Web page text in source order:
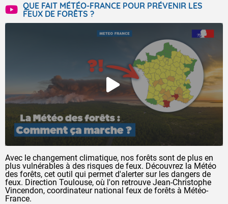
QUE FAIT MÉTÉO-FRANCE POUR PRÉVENIR LES
FEUX DE FORÊTS ?
Avec le changement climatique, nos forêts sont de plus en
plus vulnérables à des risques de feux. Découvrez la Météo
des forêts, cet outil qui permet d'alerter sur les dangers de
feux. Direction Toulouse, où l'on retrouve Jean-Christophe
Vincendon, coordinateur national feux de forêts à Météo-
France.